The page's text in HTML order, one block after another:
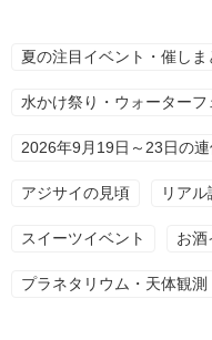
夏の注目イベント・催しま
水かけ祭り・ウォーターフ
2026年9月19日～23日の
アジサイの見頃 リア
スイーツイベント お酒
プラネタリウム・天体観測